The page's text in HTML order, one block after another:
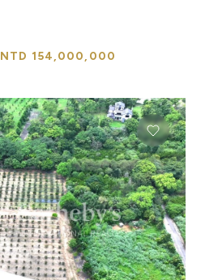
NTD 154,000,000